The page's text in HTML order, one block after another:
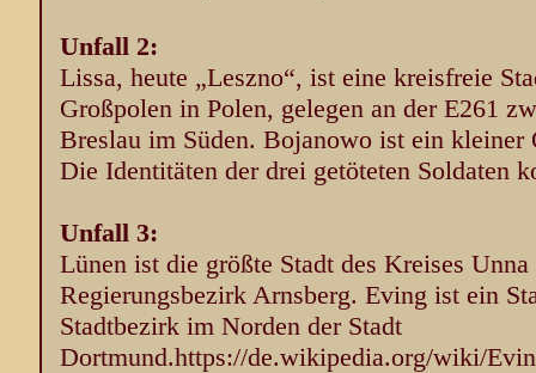
Unfall 2:
Lissa, heute „Leszno“, ist eine kreisfreie
Großpolen in Polen, gelegen an der E261
Breslau im Süden. Bojanowo ist ein
Die Identitäten der drei getöteten Soldaten
Unfall 3:
Lünen ist die größte Stadt des Kreises
Regierungsbezirk Arnsberg. Eving ist ein
Stadtbezirk im Norden der Stadt
Dortmund.https://de.wikipedia.org/wiki/